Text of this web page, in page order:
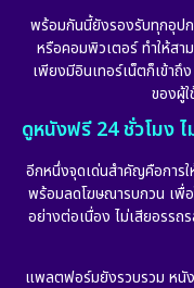
พร้อมกันนี้ยังรองรับทุกอุป
หรือคอมพิวเตอร์ ทำให้สา
เพียงมีอินเทอร์เน็ตก็เข้า
ของผู้
ดูหนังฟรี 24 ชั่วโมง
อีกหนึ่งจุดเด่นสำคัญคือการ
พร้อมลดโฆษณารบกวน เพื่อ
อย่างต่อเนื่อง ไม่เสียอรรถ
แพลตฟอร์มยังรวบรวม หนัง